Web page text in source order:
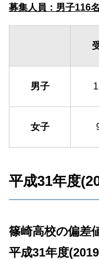
募集人員：男子116
男子
女子
平成31年度
篠崎高校の偏差
平成31年度